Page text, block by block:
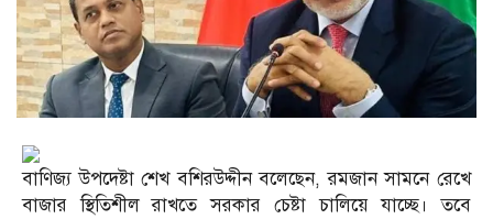
বাণিজ্য উপদেষ্টা শেখ বশিরউদ্দীন বলেছেন, রমজান সামনে রেখে
বাজার স্থিতিশীল রাখতে সরকার চেষ্টা চালিয়ে যাচ্ছে। তবে